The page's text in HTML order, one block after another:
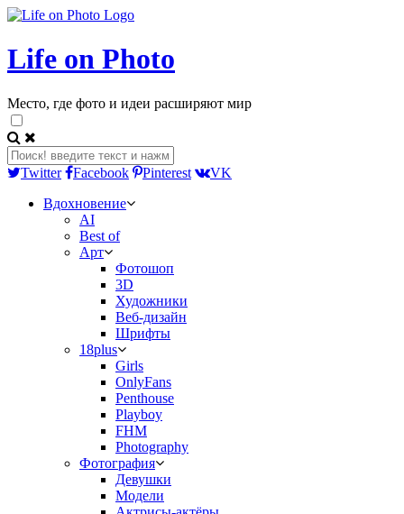
Life on Photo
Место, где фото и идеи расширяют мир
Twitter Facebook Pinterest
VK
Вдохновение
AI
Best of
Арт
Фотошоп
3D
Художники
Веб-дизайн
Шрифты
18plus
Girls
OnlyFans
Penthouse
Playboy
FHM
Photography
Фотография
Девушки
Модели